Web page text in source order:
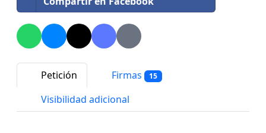
Petición Firmas 15
Visibilidad adicional